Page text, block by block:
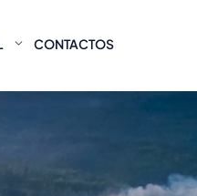
CONTACTOS